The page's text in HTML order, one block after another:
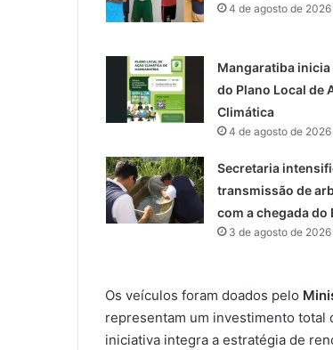
4 de agosto de 2026
Mangaratiba
do Plano Local de
Climática
4 de agosto de 2026
Secretaria
transmissão de
com a chegada do
3 de agosto de 2026
Os veículos foram doados pelo
representam um investimento total
iniciativa integra a estratégia de